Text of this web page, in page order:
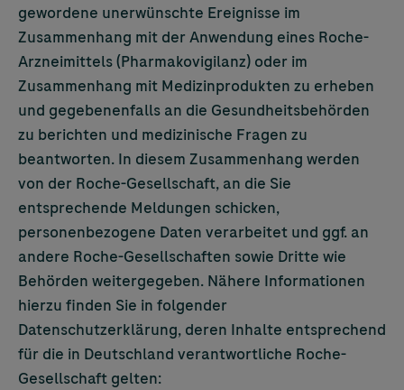
gewordene unerwünschte Ereignisse im
Zusammenhang mit der Anwendung eines Roche-
Arzneimittels (Pharmakovigilanz) oder im
Zusammenhang mit Medizinprodukten zu erheben
und gegebenenfalls an die Gesundheitsbehörden
zu berichten und medizinische Fragen zu
beantworten. In diesem Zusammenhang werden
von der Roche-Gesellschaft, an die Sie
entsprechende Meldungen schicken,
personenbezogene Daten verarbeitet und ggf. an
andere Roche-Gesellschaften sowie Dritte wie
Behörden weitergegeben. Nähere Informationen
hierzu finden Sie in folgender
Datenschutzerklärung, deren Inhalte entsprechend
für die in Deutschland verantwortliche Roche-
Gesellschaft gelten: